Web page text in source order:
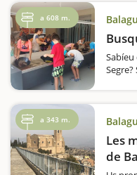
del
funció
a 608 m.
més
a 343 m.
Les
de